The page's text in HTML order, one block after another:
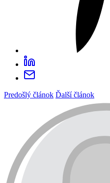
Predošlý článok Ďalší článok